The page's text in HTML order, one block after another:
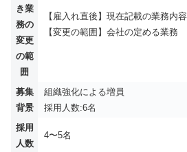
き業
務の
変更
の範
囲
【雇入れ直後】現在記載の業務内容
【変更の範囲】会社の定める業務
募集
背景
組織強化による増員
採用人数:6名
採用
人数
4〜5名